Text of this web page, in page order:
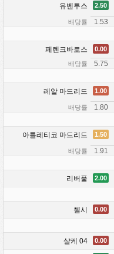
유벤투스
배당률
2.50
1.53
페렌크바로스
배당률
0.00
5.75
레알 마드리드
배당률
1.00
1.80
아틀레티코 마드리드
배당률
1.50
1.91
리버풀 2.00
첼시 0.00
샬케 04 0.00